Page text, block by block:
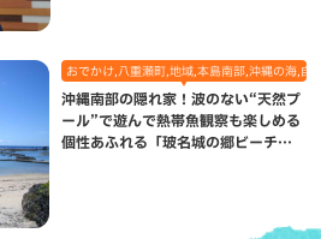
おでかけ,八重瀬町,地域,本島南部,沖縄の海,自
沖縄南部の隠れ家！波のない“天然プ
ール”で遊んで熱帯魚観察も楽しめる
個性あふれる「玻名城の郷ビーチ」